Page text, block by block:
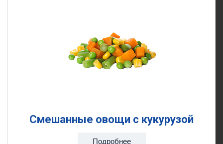
Смешанные овощи с кукурузой
Подробнее